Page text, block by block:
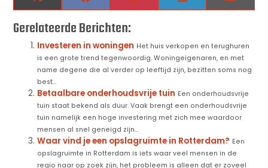
(Twitter)
Gerelateerde Berichten:
Investeren in woningen Het huis verkopen en terughuren
is een grote trend tegenwoordig. Woningeigenaren, en met
name degene die al verder op leeftijd zijn, bezitten soms nog
best...
Betaalbare onderhoudsvrije tuin Een onderhoudsvrije
tuin staat bekend als duur. Vaak brengt een onderhoudsvrije
tuin namelijk een hoge investering met zich mee waardoor
mensen al snel geneigd zijn...
Waar vind je een opslagruimte in Rotterdam? Een
opslagruimte in Rotterdam is iets waar veel mensen in de
regio naar op zoek zijn, het probleem is alleen dat er zoveel